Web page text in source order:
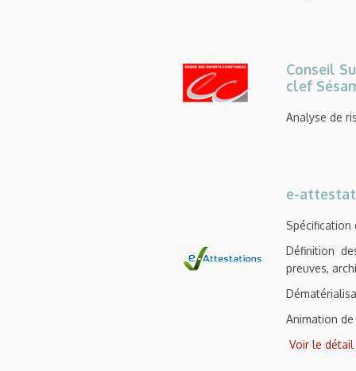
Conseil
clef
Analyse de
e-
Définition
preuves,
Animation de
Voir le